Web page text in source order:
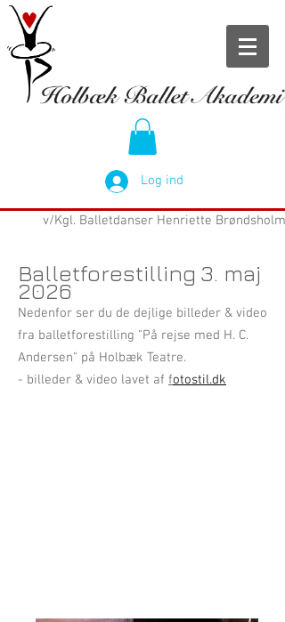
Log ind
v/Kgl. Balletdanser Henriette Brøndsholm
Balletforestilling 3. maj
2026
Nedenfor ser du de dejlige billeder & video
fra balletforestilling "På rejse med H. C.
Andersen" på Holbæk Teatre.
- billeder & video lavet af fotostil.dk